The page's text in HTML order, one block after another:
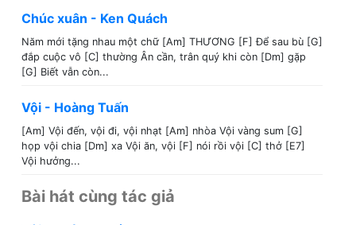
Chúc xuân - Ken Quách
Năm mới tặng nhau một chữ [Am] THƯƠNG [F] Để sau bù [G]
đắp cuộc vô [C] thường Ân cần, trân quý khi còn [Dm] gặp
[G] Biết vẫn còn...
Vội - Hoàng Tuấn
[Am] Vội đến, vội đi, vội nhạt [Am] nhòa Vội vàng sum [G]
họp vội chia [Dm] xa Vội ăn, vội [F] nói rồi vội [C] thở [E7]
Vội hưởng...
Bài hát cùng tác giả